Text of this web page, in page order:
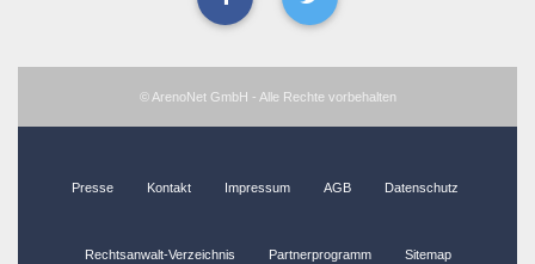
© ArenoNet GmbH - Alle Rechte vorbehalten
Presse Kontakt Impressum AGB Datenschutz
Rechtsanwalt-Verzeichnis Partnerprogramm Sitemap